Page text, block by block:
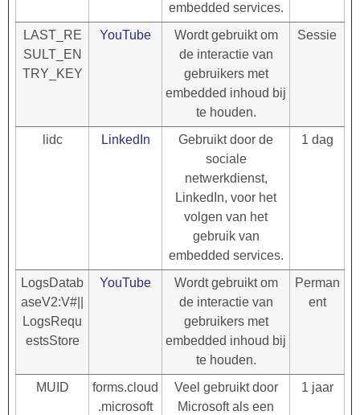
embedded services.
LAST_RE
SULT_EN
TRY_KEY
YouTube
Wordt gebruikt om
de interactie van
gebruikers met
embedded inhoud bij
te houden.
Sessie
lidc LinkedIn
Gebruikt door de
sociale
netwerkdienst,
LinkedIn, voor het
volgen van het
gebruik van
embedded services.
1 dag
LogsDatab
aseV2:V#||
LogsRequ
estsStore
YouTube
Wordt gebruikt om
de interactie van
gebruikers met
embedded inhoud bij
te houden.
Perman
ent
MUID
forms.cloud
.microsoft
Veel gebruikt door
Microsoft als een
1 jaar